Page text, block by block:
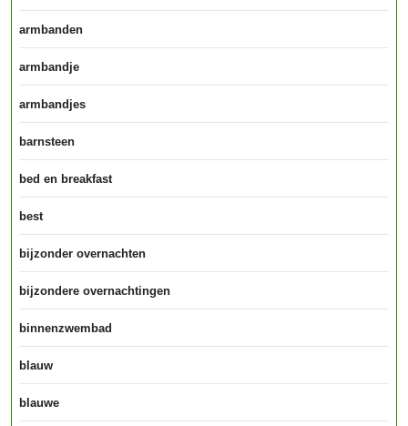
armbanden
armbandje
armbandjes
barnsteen
bed en breakfast
best
bijzonder overnachten
bijzondere overnachtingen
binnenzwembad
blauw
blauwe